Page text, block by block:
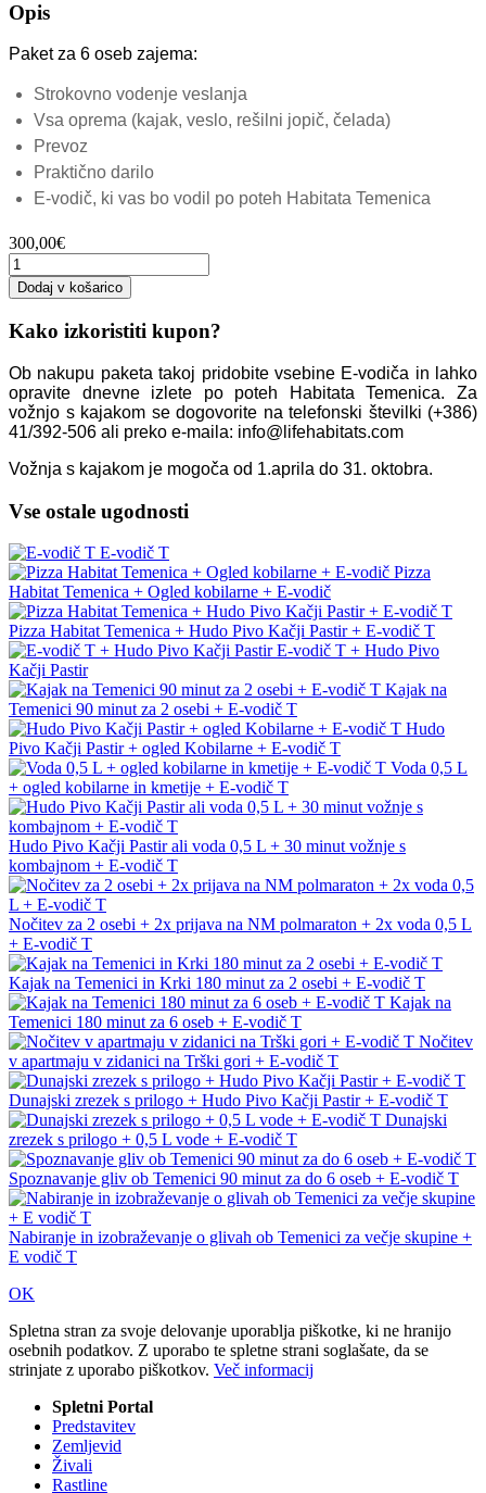
Opis
Paket za 6 oseb zajema:
Strokovno vodenje veslanja
Vsa oprema (kajak, veslo, rešilni jopič, čelada)
Prevoz
Praktično darilo
E-vodič, ki vas bo vodil po poteh Habitata Temenica
300,00€
Dodaj v košarico
Kako izkoristiti kupon?
Ob nakupu paketa takoj pridobite vsebine E-vodiča in lahko
opravite dnevne izlete po poteh Habitata Temenica. Za
vožnjo s kajakom se dogovorite na telefonski številki (+386)
41/392-506 ali preko e-maila: info@lifehabitats.com
Vožnja s kajakom je mogoča od 1.aprila do 31. oktobra.
Vse ostale ugodnosti
E-vodič T
Pizza
Habitat Temenica + Ogled kobilarne + E-vodič
Pizza Habitat Temenica + Hudo Pivo Kačji Pastir + E-vodič T
E-vodič T + Hudo Pivo
Kačji Pastir
Kajak na
Temenici 90 minut za 2 osebi + E-vodič T
Hudo
Pivo Kačji Pastir + ogled Kobilarne + E-vodič T
Voda 0,5 L
+ ogled kobilarne in kmetije + E-vodič T
Hudo Pivo Kačji Pastir ali voda 0,5 L + 30 minut vožnje s
kombajnom + E-vodič T
Nočitev za 2 osebi + 2x prijava na NM polmaraton + 2x voda 0,5 L
+ E-vodič T
Kajak na Temenici in Krki 180 minut za 2 osebi + E-vodič T
Kajak na
Temenici 180 minut za 6 oseb + E-vodič T
Nočitev
v apartmaju v zidanici na Trški gori + E-vodič T
Dunajski zrezek s prilogo + Hudo Pivo Kačji Pastir + E-vodič T
Dunajski
zrezek s prilogo + 0,5 L vode + E-vodič T
Spoznavanje gliv ob Temenici 90 minut za do 6 oseb + E-vodič T
Nabiranje in izobraževanje o glivah ob Temenici za večje skupine +
E vodič T
OK
Spletna stran za svoje delovanje uporablja piškotke, ki ne hranijo
osebnih podatkov. Z uporabo te spletne strani soglašate, da se
strinjate z uporabo piškotkov. Več informacij
Spletni Portal
Predstavitev
Zemljevid
Živali
Rastline